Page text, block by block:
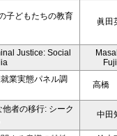
子どもたちの教育
眞田
Justice: Social
業実態パネル調
高橋
者の移行: シーク
中田